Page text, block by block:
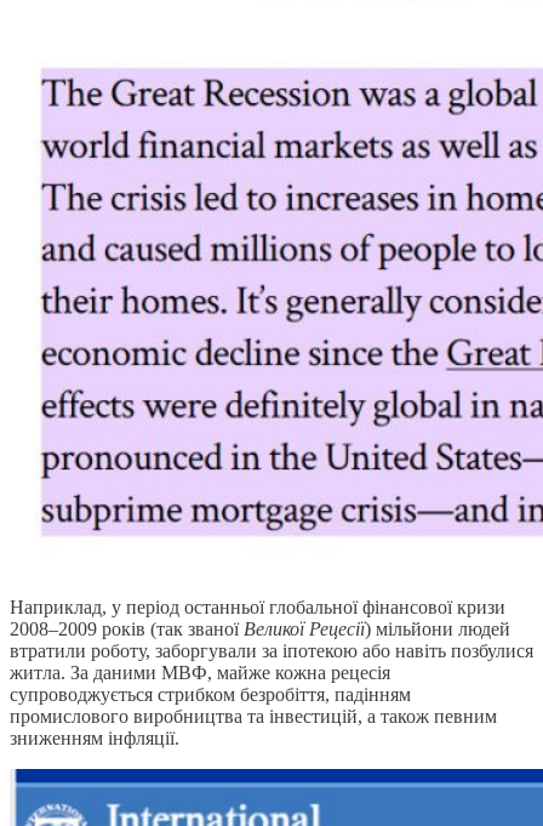
Наприклад, у період останньої глобальної фінансової кризи
2008–2009 років (так званої Великої Рецесії) мільйони людей
втратили роботу, заборгували за іпотекою або навіть позбулися
житла. За даними МВФ, майже кожна рецесія
супроводжується стрибком безробіття, падінням
промислового виробництва та інвестицій, а також певним
зниженням інфляції.